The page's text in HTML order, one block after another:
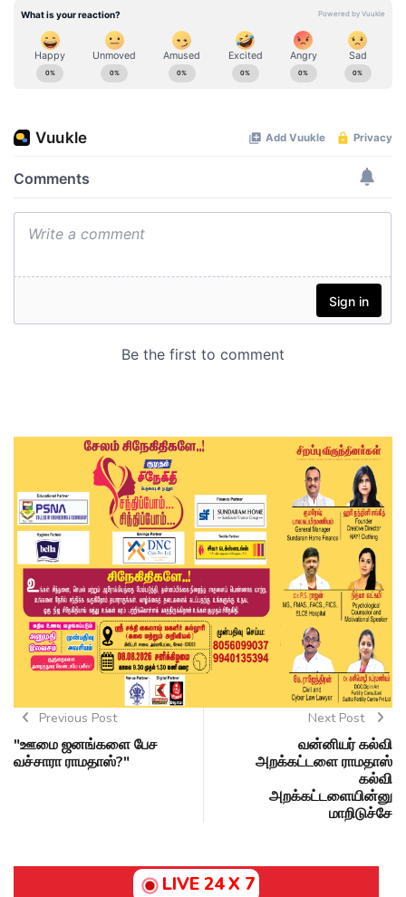
Previous Post
"ஊமை ஜனங்களை பேச
வச்சாரா ராமதாஸ்?"
Next Post
வன்னியர் கல்வி
அறக்கட்டளை ராமதாஸ்
கல்வி
அறக்கட்டளையின்னு
மாறிடுச்சே
LIVE 24 X 7